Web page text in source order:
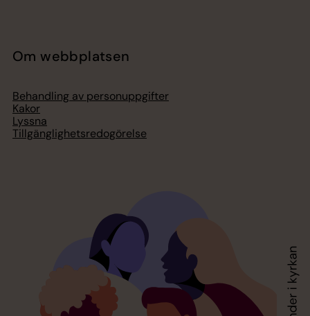
Om webbplatsen
Behandling av personuppgifter
Kakor
Lyssna
Tillgänglighetsredogörelse